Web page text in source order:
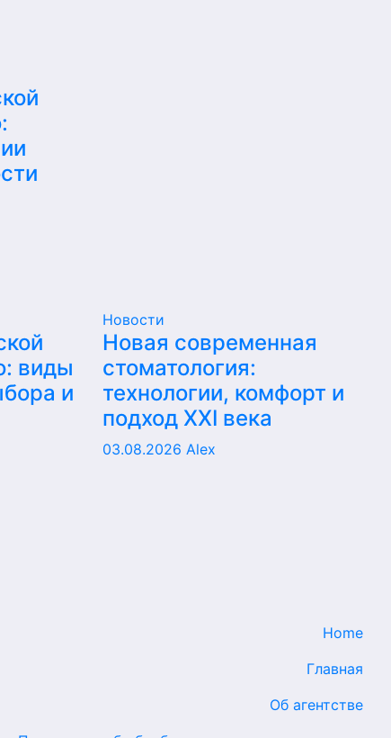
виды
и
Новости
Новая современная
стоматология:
технологии, комфорт и
подход XXI века
03.08.2026 Alex
Home
Главная
Об агентстве